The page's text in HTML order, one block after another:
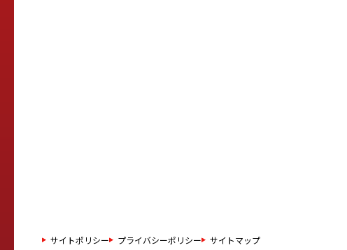
サイトポリシー プライバシーポリシー サイトマップ